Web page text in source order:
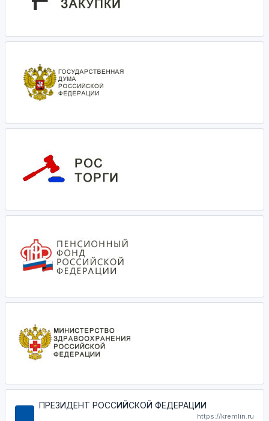
ПРЕЗИДЕНТ РОССИЙСКОЙ ФЕДЕРАЦИИ
https://kremlin.ru